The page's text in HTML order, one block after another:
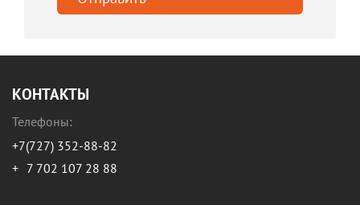
КОНТАКТЫ
Телефоны:
+7(727) 352-88-82
+ 7 702 107 28 88